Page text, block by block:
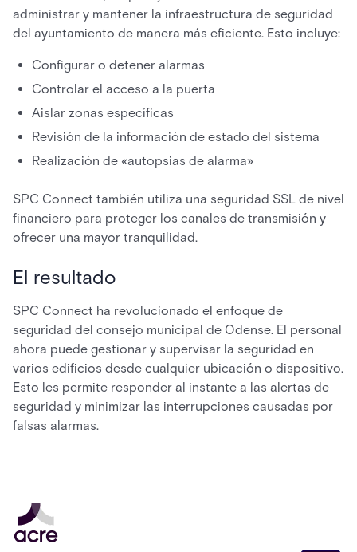
administrar y mantener la infraestructura de seguridad
del ayuntamiento de manera más eficiente. Esto incluye:
Configurar o detener alarmas
Controlar el acceso a la puerta
Aislar zonas específicas
Revisión de la información de estado del sistema
Realización de «autopsias de alarma»
SPC Connect también utiliza una seguridad SSL de nivel
financiero para proteger los canales de transmisión y
ofrecer una mayor tranquilidad.
El resultado
SPC Connect ha revolucionado el enfoque de
seguridad del consejo municipal de Odense. El personal
ahora puede gestionar y supervisar la seguridad en
varios edificios desde cualquier ubicación o dispositivo.
Esto les permite responder al instante a las alertas de
seguridad y minimizar las interrupciones causadas por
falsas alarmas.